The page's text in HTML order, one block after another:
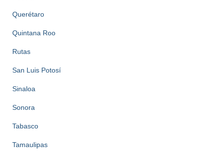
Querétaro
Quintana Roo
Rutas
San Luis Potosí
Sinaloa
Sonora
Tabasco
Tamaulipas